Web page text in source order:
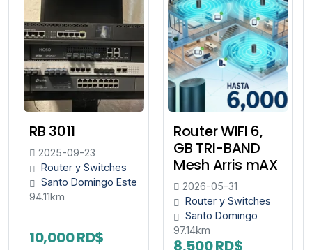
RB 3011
2025-09-23
Router y Switches
Santo Domingo Este
94.11km
10,000 RD$
Router WIFI 6,
GB TRI-BAND
Mesh Arris mAX
2026-05-31
Router y Switches
Santo Domingo
97.14km
8,500 RD$